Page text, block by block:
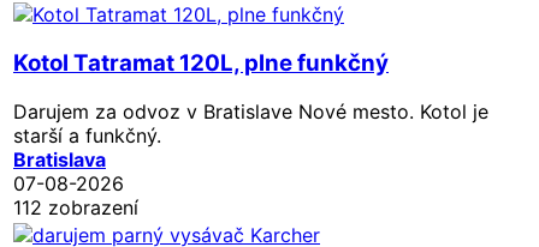
Kotol Tatramat 120L, plne funkčný
Darujem za odvoz v Bratislave Nové mesto. Kotol je
starší a funkčný.
Bratislava
07-08-2026
112 zobrazení